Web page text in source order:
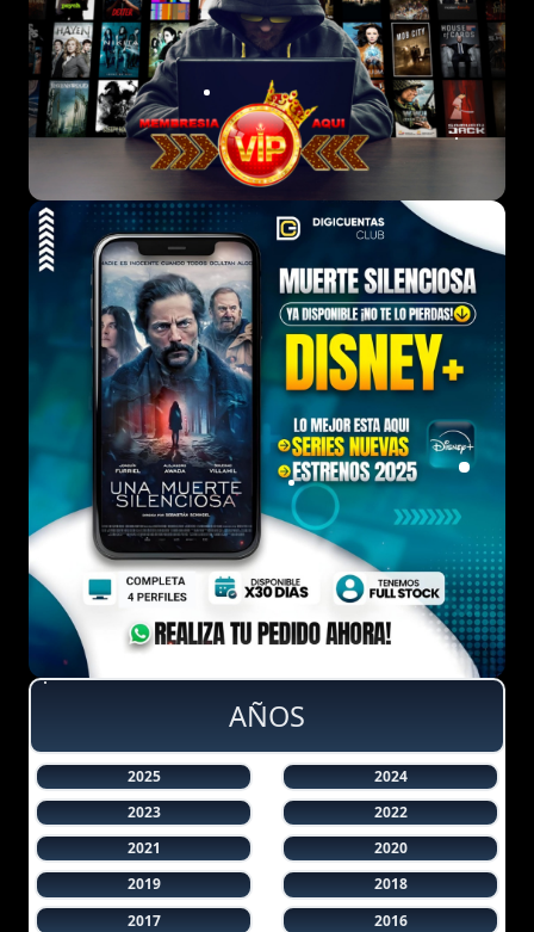
AÑOS
2025
2024
2023
2022
2021
2020
2019
2018
2017
2016